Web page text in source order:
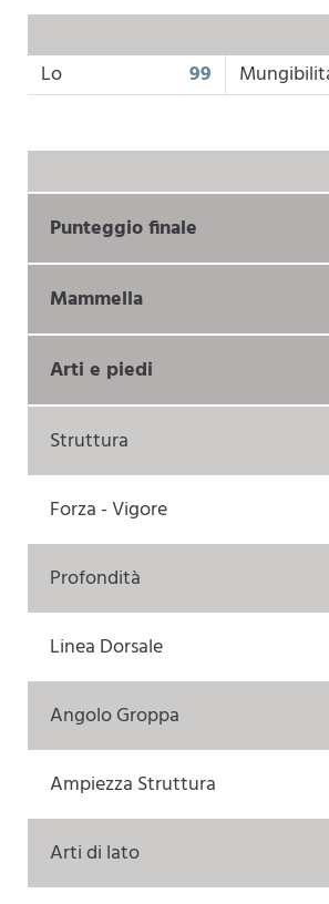
Lo
99
Punteggio finale
Mammella
Arti e piedi
Struttura
Forza - Vigore
Profondità
Linea Dorsale
Angolo Groppa
Ampiezza Struttura
Arti di lato